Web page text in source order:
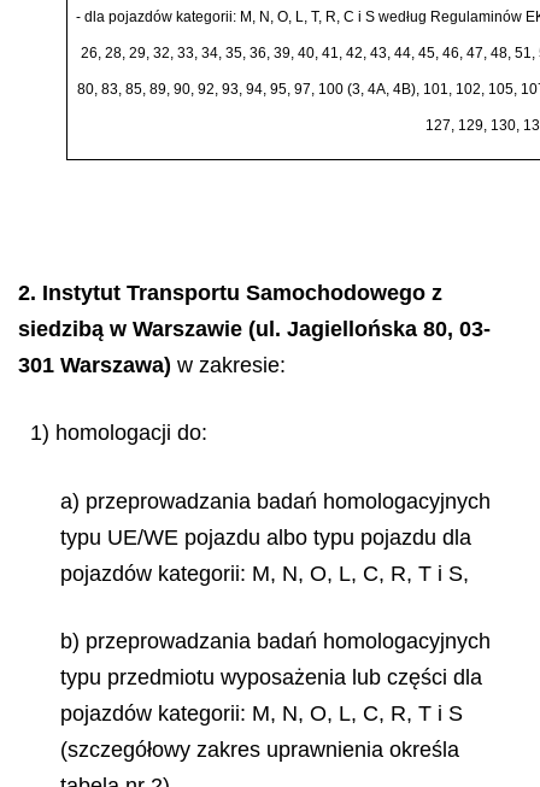
- dla pojazdów kategorii: M, N, O, L, T, R, C i S według Regulaminów
26, 28, 29, 32, 33, 34, 35, 36, 39, 40, 41, 42, 43, 44, 45, 46, 47, 48,
80, 83, 85, 89, 90, 92, 93, 94, 95, 97, 100 (3, 4A, 4B), 101, 102, 105,
127, 129, 130,
2. Instytut Transportu Samochodowego z
siedzibą w Warszawie (ul. Jagiellońska 80, 03-
301 Warszawa) w zakresie:
1) homologacji do:
a) przeprowadzania badań homologacyjnych
typu UE/WE pojazdu albo typu pojazdu dla
pojazdów kategorii: M, N, O, L, C, R, T i S,
b) przeprowadzania badań homologacyjnych
typu przedmiotu wyposażenia lub części dla
pojazdów kategorii: M, N, O, L, C, R, T i S
(szczegółowy zakres uprawnienia określa